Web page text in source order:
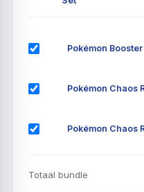
Pokémon
Pokémon Chaos
Pokémon Chaos
Totaal bundle